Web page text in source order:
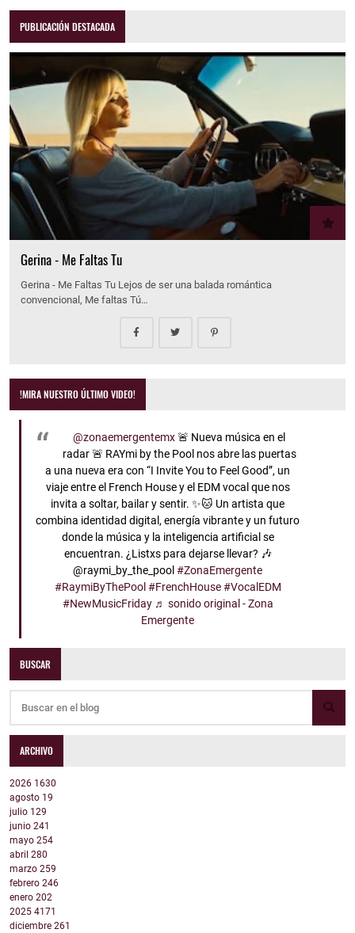
PUBLICACIÓN DESTACADA
Gerina - Me Faltas Tu
Gerina - Me Faltas Tu Lejos de ser una balada romántica
convencional, Me faltas Tú…
!MIRA NUESTRO ÚLTIMO VIDEO!
@zonaemergentemx🚨 Nueva música en el
radar 🚨 RAYmi by the Pool nos abre las puertas
a una nueva era con “I Invite You to Feel Good”, un
viaje entre el French House y el EDM vocal que nos
invita a soltar, bailar y sentir. ✨🐱 Un artista que
combina identidad digital, energía vibrante y un futuro
donde la música y la inteligencia artificial se
encuentran. ¿Listxs para dejarse llevar? 🎶
@raymi_by_the_pool#ZonaEmergente
#RaymiByThePool #FrenchHouse #VocalEDM
#NewMusicFriday ♬ sonido original - Zona
Emergente
BUSCAR
ARCHIVO
2026 1630
agosto 19
julio 129
junio 241
mayo 254
abril 280
marzo 259
febrero 246
enero 202
2025 4171
diciembre 261